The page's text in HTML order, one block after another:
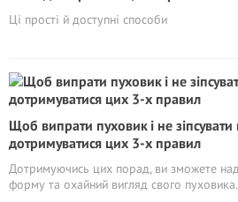
Ці прості й доступні способи
Щоб випрати пуховик і не зіпсувати
дотримуватися цих 3-х правил
Дотримуючись цих порад, ви зможете
форму та охайний вигляд свого пуховика.